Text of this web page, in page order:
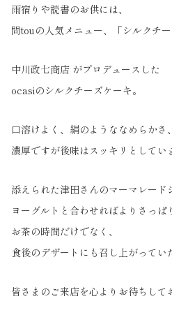
雨宿りや読書のお供には、
問touの人気メニュー、「シルクチ
中川政七商店 がプロデュースした
ocasiのシルクチーズケーキ。
口溶けよく、絹のようななめらかさ、
濃厚ですが後味はスッキリとしてい
添えられた津田さんのマーマレード
ヨーグルトと合わせればよりさっぱ
お茶の時間だけでなく、
食後のデザートにも召し上がってい
皆さまのご来店を心よりお待ちして